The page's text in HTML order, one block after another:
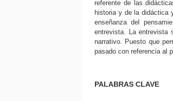
referente de las
historia y de la didáctica
enseñanza del
entrevista. La entrevista
narrativo. Puesto que
pasado con referencia al
PALABRAS CLAVE